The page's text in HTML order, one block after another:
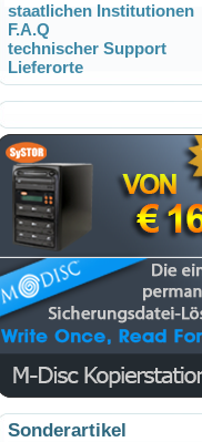
staatlichen Institutionen
F.A.Q
technischer Support
Lieferorte
Sonderartikel